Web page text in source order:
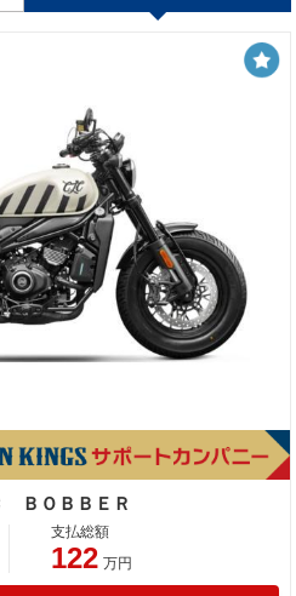
ＢＯＢＢＥＲ
支払総額
122 万円